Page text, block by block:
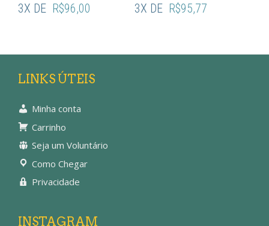
3X DE R$96,00 3X DE R$95,77
LINKS ÚTEIS
Minha conta
Carrinho
Seja um Voluntário
Como Chegar
Privacidade
INSTAGRAM